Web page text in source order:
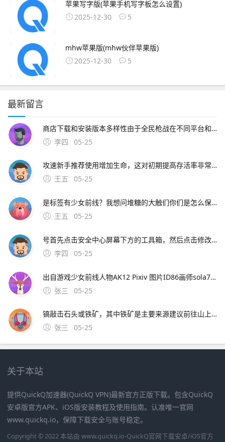
苹果写字版(苹果手机写字板怎么设置)
2025-12-30
5
mhw苹果版(mhw伙伴苹果版)
2025-12-30
5
最新留言
商店下载和安装版本多样性由于全民枪战在不同平台和渠道上发布，为了满足不同平台和用户的需求，开发商会推出多个。
李四
05-25
攻速新手推荐使用增加生命，这对初期提高存活率非常重要，可以根据战术策略来加点刀战玩法 全民枪战的刀锋战士模式是专门为刀战准备的在15分钟内，一方首先达到28杀，则结
王五
05-25
是标签有少女前线？我想问堆糖的大触们你们是怎么保存插画图片上传到网络不会模糊的这些都是扫描的或者各种牛逼照相机高清拍摄然后ps的想一下手机本来就照不清楚再用一下p图app像素就更低了截图什么的像素也特别低一般人用不上扫描仪，买个牛逼相机加镜头吧。
王五
05-25
号首先点击安全中心屏幕下方的工具箱，然后点击修改密码，接着输入我们的新密码，然后点击确定，接着点击确认就可以了以下用苹果x中的6915版安全中心给大家演示一下1首先点击安全中
李四
05-25
出自游戏少女前线人物AK12 Pixiv 图片ID86画师sola7764画师ID 4图片如下电脑右键点击图片新标签页中打开链接然后保存到电脑手机点击图片，保存到手机如果APP点不开图片，用浏览器打开很高兴为你解答，满意请采纳，谢谢~；6464 × 4472点击图片放大，目前找到最高清的一
张三
05-25
镐敲击石头或铁矿，其中铁矿是主要来源建议前往山上寻找铁矿，以提高采集效率驯服甲龙甲龙采集铁矿的效率非常高，因此尽快驯服一头甲龙至关重要这将大大加快铁矿的采集速度使用精炼炉将采集
张三
05-25
关于本站
提供QuickQ加速器(QuickQ VPN)最新官方正版下载。包含QuickQ
安卓版官方APK、iOS版安装教程及使用指南。认准唯一官网
www.quickq.io，保障下载安全与账号稳定。
Copyright © 2022 本站由 www.quickq.io-QuickQ官网下载安卓/iOS官方